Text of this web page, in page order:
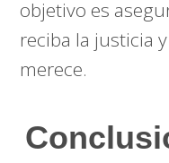
objetivo es
reciba la justicia
merece.